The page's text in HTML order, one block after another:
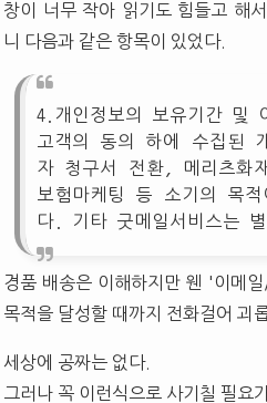
창이 너무 작아 읽기도 힘들고 해
니 다음과 같은 항목이 있었다.
4.개인정보의 보유기간 및
고객의 동의 하에 수집된
자 청구서 전환, 메리츠화
보험마케팅 등 소기의 목
다. 기타 굿메일서비스는
경품 배송은 이해하지만 웬 '이메
목적을 달성할 때까지 전화걸어 괴
세상에 공짜는 없다.
그러나 꼭 이런식으로 사기칠 필요